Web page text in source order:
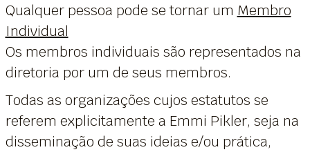
Qualquer pessoa pode se tornar um Membro
Individual
Os membros individuais são representados na
diretoria por um de seus membros.
Todas as organizações cujos estatutos se
referem explicitamente a Emmi Pikler, seja na
disseminação de suas ideias e/ou prática,